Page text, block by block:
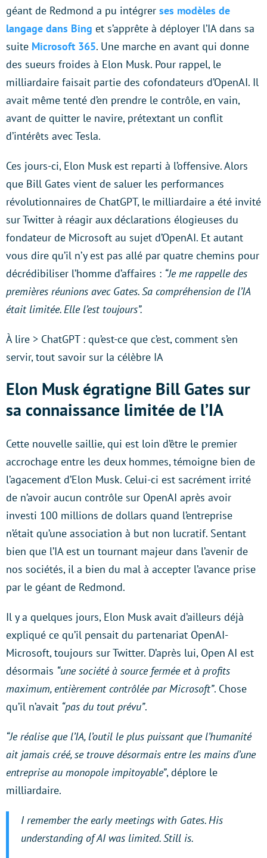
géant de Redmond a pu intégrer ses modèles de
langage dans Bing et s’apprête à déployer l’IA dans sa
suite Microsoft 365. Une marche en avant qui donne
des sueurs froides à Elon Musk. Pour rappel, le
milliardaire faisait partie des cofondateurs d’OpenAI. Il
avait même tenté d’en prendre le contrôle, en vain,
avant de quitter le navire, prétextant un conflit
d’intérêts avec Tesla.
Ces jours-ci, Elon Musk est reparti à l’offensive. Alors
que Bill Gates vient de saluer les performances
révolutionnaires de ChatGPT, le milliardaire a été invité
sur Twitter à réagir aux déclarations élogieuses du
fondateur de Microsoft au sujet d’OpenAI. Et autant
vous dire qu’il n’y est pas allé par quatre chemins pour
décrédibiliser l’homme d’affaires : “Je me rappelle des
premières réunions avec Gates. Sa compréhension de l’IA
était limitée. Elle l’est toujours”.
À lire > ChatGPT : qu’est-ce que c’est, comment s’en
servir, tout savoir sur la célèbre IA
Elon Musk égratigne Bill Gates sur
sa connaissance limitée de l’IA
Cette nouvelle saillie, qui est loin d’être le premier
accrochage entre les deux hommes, témoigne bien de
l’agacement d’Elon Musk. Celui-ci est sacrément irrité
de n’avoir aucun contrôle sur OpenAI après avoir
investi 100 millions de dollars quand l’entreprise
n’était qu’une association à but non lucratif. Sentant
bien que l’IA est un tournant majeur dans l’avenir de
nos sociétés, il a bien du mal à accepter l’avance prise
par le géant de Redmond.
Il y a quelques jours, Elon Musk avait d’ailleurs déjà
expliqué ce qu’il pensait du partenariat OpenAI-
Microsoft, toujours sur Twitter. D’après lui, Open AI est
désormais “une société à source fermée et à profits
maximum, entièrement contrôlée par Microsoft”. Chose
qu’il n’avait “pas du tout prévu”.
“Je réalise que l’IA, l’outil le plus puissant que l’humanité
ait jamais créé, se trouve désormais entre les mains d’une
entreprise au monopole impitoyable”, déplore le
milliardaire.
I remember the early meetings with Gates. His
understanding of AI was limited. Still is.